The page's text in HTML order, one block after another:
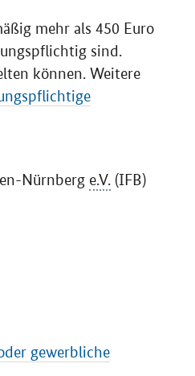
mehr als 450 Euro
sind.
können. Weitere
Nürnberg e.V. (IFB)
gewerbliche